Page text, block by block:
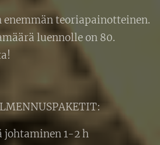
enemmän teoriapainotteinen.
luennolle on 80.
johtaminen 1-2 h